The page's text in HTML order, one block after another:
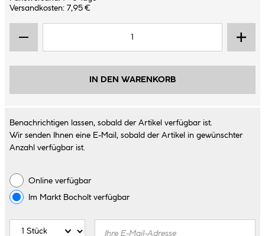
Versandkosten: 7,95 €
IN DEN WARENKORB
Benachrichtigen lassen, sobald der Artikel verfügbar ist.
Wir senden Ihnen eine E-Mail, sobald der Artikel in gewünschter
Anzahl verfügbar ist.
Online verfügbar
Im Markt Bocholtverfügbar